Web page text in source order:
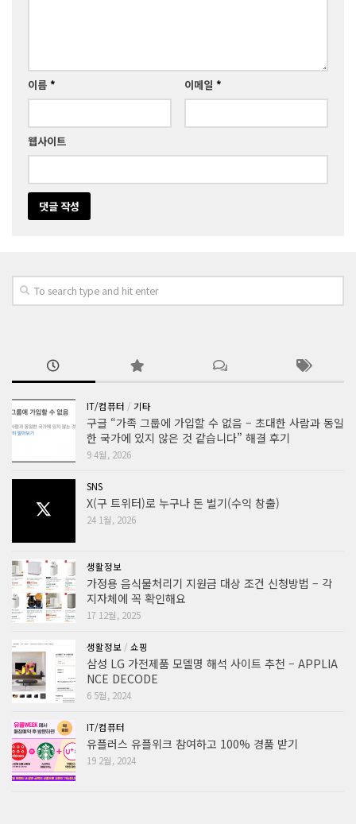
이름 * 이메일 *
웹사이트
IT/컴퓨터 / 기타
구글 “가족 그룹에 가입할 수 없음 – 초대한 사람과 동일
한 국가에 있지 않은 것 같습니다” 해결 후기
9 4월, 2026
SNS
X(구 트위터)로 누구나 돈 벌기(수익 창출)
24 1월, 2026
생활정보
가정용 음식물처리기 지원금 대상 조건 신청방법 – 각
지자체에 꼭 확인해요
17 12월, 2025
생활정보 / 쇼핑
삼성 LG 가전제품 모델명 해석 사이트 추천 – APPLIA
NCE DECODE
6 5월, 2024
IT/컴퓨터
유플러스 유플위크 참여하고 100% 경품 받기
19 2월, 2024